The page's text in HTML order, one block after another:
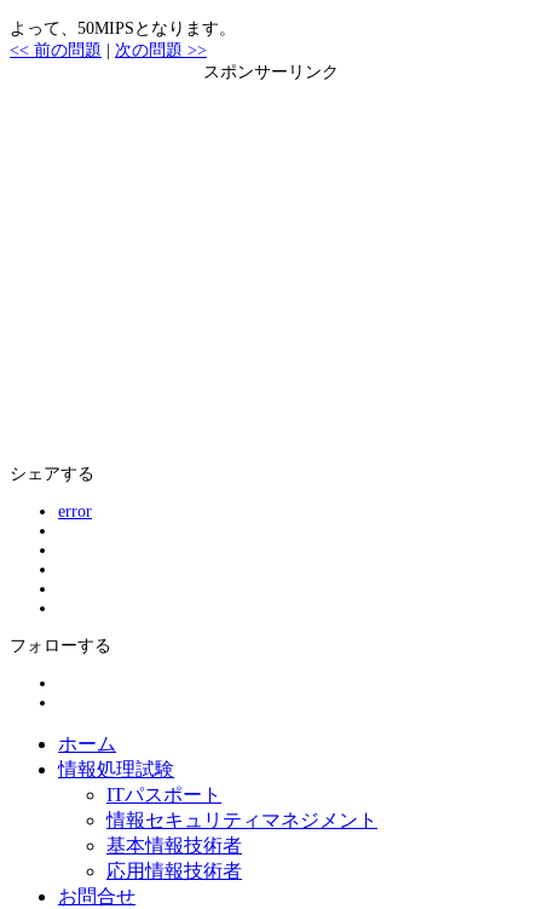
よって、50MIPSとなります。
<< 前の問題
次の問題 >>
スポンサーリンク
シェアする
error
フォローする
ホーム
情報処理試験
ITパスポート
情報セキュリティマネジメント
基本情報技術者
応用情報技術者
お問合せ